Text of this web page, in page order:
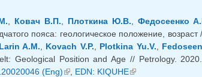
, Ковач В.П., Плоткина Ю.В., Федосеенко
пояса: геологическое положение,
Larin A.M., Kovach V.P., Plotkina Yu.V.,
Geological Position and Age // Petrology.
(Eng)(внешняя ссылка)
, EDN: KIQUHE(внешняя ссылка)